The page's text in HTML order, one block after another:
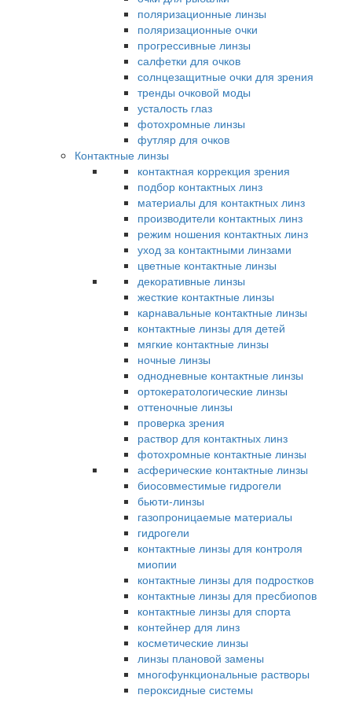
поляризационные линзы
поляризационные очки
прогрессивные линзы
салфетки для очков
солнцезащитные очки для зрения
тренды очковой моды
усталость глаз
фотохромные линзы
футляр для очков
Контактные линзы
контактная коррекция зрения
подбор контактных линз
материалы для контактных линз
производители контактных линз
режим ношения контактных линз
уход за контактными линзами
цветные контактные линзы
декоративные линзы
жесткие контактные линзы
карнавальные контактные линзы
контактные линзы для детей
мягкие контактные линзы
ночные линзы
однодневные контактные линзы
ортокератологические линзы
оттеночные линзы
проверка зрения
раствор для контактных линз
фотохромные контактные линзы
асферические контактные линзы
биосовместимые гидрогели
бьюти-линзы
газопроницаемые материалы
гидрогели
контактные линзы для контроля
миопии
контактные линзы для подростков
контактные линзы для пресбиопов
контактные линзы для спорта
контейнер для линз
косметические линзы
линзы плановой замены
многофункциональные растворы
пероксидные системы